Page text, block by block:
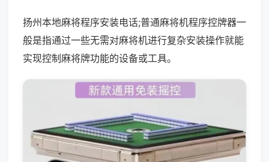
扬州本地麻将程序安装电话;普通麻将机程序控牌器一
般是指通过一些无需对麻将机进行复杂安装操作就能
实现控制麻将牌功能的设备或工具。